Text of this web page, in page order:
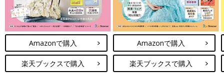
Amazonで購入
楽天ブックスで購入
Amazonで購入
楽天ブックスで購入